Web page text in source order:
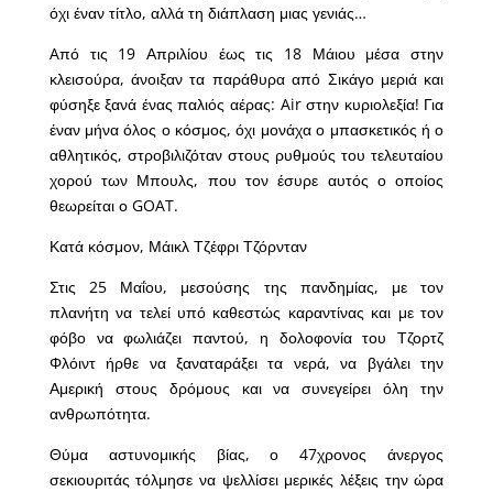
όχι έναν τίτλο, αλλά τη διάπλαση μιας γενιάς…
Aπό τις 19 Απριλίου έως τις 18 Μάιου μέσα στην
κλεισούρα, άνοιξαν τα παράθυρα από Σικάγο μεριά και
φύσηξε ξανά ένας παλιός αέρας: Air στην κυριολεξία! Για
έναν μήνα όλος ο κόσμος, όχι μονάχα ο μπασκετικός ή ο
αθλητικός, στροβιλιζόταν στους ρυθμούς του τελευταίου
χορού των Μπουλς, που τον έσυρε αυτός ο οποίος
θεωρείται ο GOAT.
Κατά κόσμον, Μάικλ Τζέφρι Τζόρνταν
Στις 25 Μαΐου, μεσούσης της πανδημίας, με τον
πλανήτη να τελεί υπό καθεστώς καραντίνας και με τον
φόβο να φωλιάζει παντού, η δολοφονία του Τζορτζ
Φλόιντ ήρθε να ξαναταράξει τα νερά, να βγάλει την
Αμερική στους δρόμους και να συνεγείρει όλη την
ανθρωπότητα.
Θύμα αστυνομικής βίας, ο 47χρονος άνεργος
σεκιουριτάς τόλμησε να ψελλίσει μερικές λέξεις την ώρα